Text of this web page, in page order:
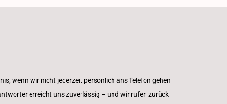
wenn wir nicht jederzeit persönlich ans Telefon gehen
erreicht uns zuverlässig – und wir rufen zurück